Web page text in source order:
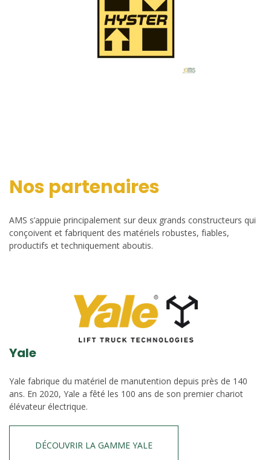
Nos partenaires
AMS s’appuie principalement sur deux grands constructeurs qui
conçoivent et fabriquent des matériels robustes, fiables,
productifs et techniquement aboutis.
Yale
Yale fabrique du matériel de manutention depuis près de 140
ans. En 2020, Yale a fêté les 100 ans de son premier chariot
élévateur électrique.
DÉCOUVRIR LA GAMME YALE